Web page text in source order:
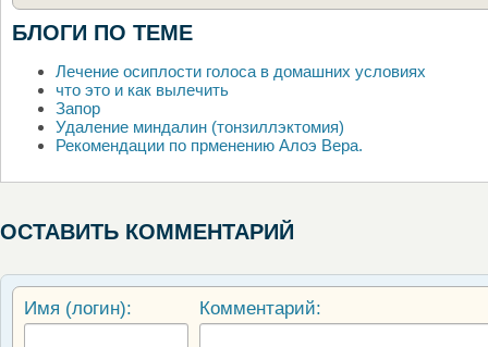
БЛОГИ ПО ТЕМЕ
Лечение осиплости голоса в домашних условиях
что это и как вылечить
Запор
Удаление миндалин (тонзиллэктомия)
Рекомендации по прменению Алоэ Вера.
ОСТАВИТЬ КОММЕНТАРИЙ
Имя (логин): Комментарий: